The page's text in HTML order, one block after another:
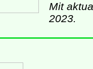
Mit
2023.